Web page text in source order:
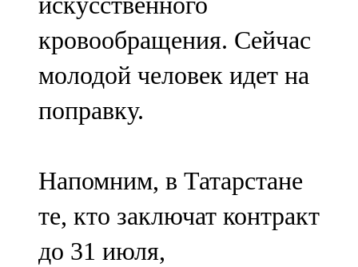
кровообращения. Сейчас
молодой человек идет на
поправку.
Напомним, в Татарстане
те, кто заключат контракт
до 31 июля,